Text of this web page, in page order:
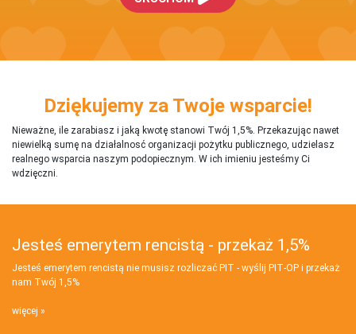
Dziękujemy za Twoje wsparcie!
Nieważne, ile zarabiasz i jaką kwotę stanowi Twój 1,5%. Przekazując nawet
niewielką sumę na działalnosć organizacji pożytku publicznego, udzielasz
realnego wsparcia naszym podopiecznym. W ich imieniu jesteśmy Ci
wdzięczni.
Jesteś emerytem rencistą - przekaż 1,5%
Jesteś emerytem rencistą nie musisz rozliczać PIT - wyślij PIT‑OP i przekaż
nam Twój 1,5%
więcej